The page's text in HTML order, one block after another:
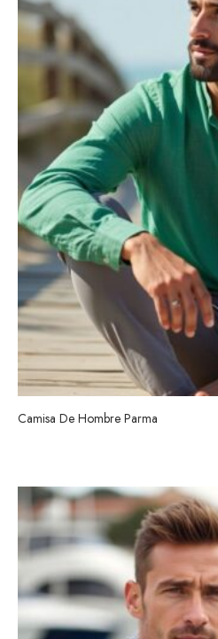
Camisa De Hombre Parma